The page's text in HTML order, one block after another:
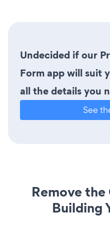
Undecided if our
Form app will suit
all the details you
See
Remove
Building